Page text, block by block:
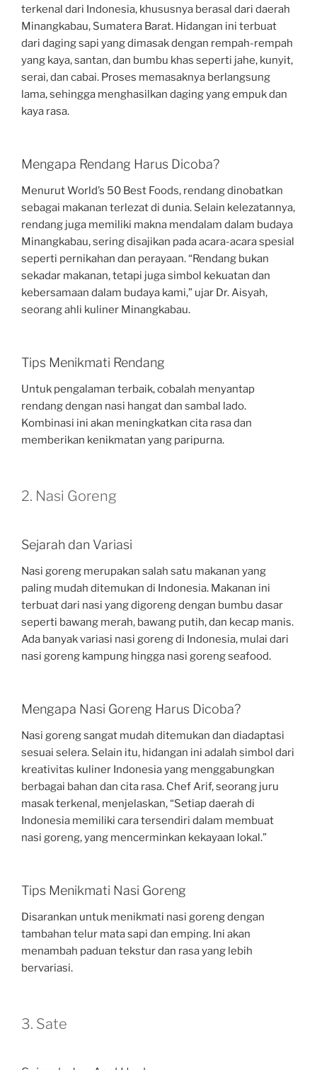
terkenal dari Indonesia, khususnya berasal dari daerah
Minangkabau, Sumatera Barat. Hidangan ini terbuat
dari daging sapi yang dimasak dengan rempah-rempah
yang kaya, santan, dan bumbu khas seperti jahe, kunyit,
serai, dan cabai. Proses memasaknya berlangsung
lama, sehingga menghasilkan daging yang empuk dan
kaya rasa.
Mengapa Rendang Harus Dicoba?
Menurut World’s 50 Best Foods, rendang dinobatkan
sebagai makanan terlezat di dunia. Selain kelezatannya,
rendang juga memiliki makna mendalam dalam budaya
Minangkabau, sering disajikan pada acara-acara spesial
seperti pernikahan dan perayaan. “Rendang bukan
sekadar makanan, tetapi juga simbol kekuatan dan
kebersamaan dalam budaya kami,” ujar Dr. Aisyah,
seorang ahli kuliner Minangkabau.
Tips Menikmati Rendang
Untuk pengalaman terbaik, cobalah menyantap
rendang dengan nasi hangat dan sambal lado.
Kombinasi ini akan meningkatkan cita rasa dan
memberikan kenikmatan yang paripurna.
2. Nasi Goreng
Sejarah dan Variasi
Nasi goreng merupakan salah satu makanan yang
paling mudah ditemukan di Indonesia. Makanan ini
terbuat dari nasi yang digoreng dengan bumbu dasar
seperti bawang merah, bawang putih, dan kecap manis.
Ada banyak variasi nasi goreng di Indonesia, mulai dari
nasi goreng kampung hingga nasi goreng seafood.
Mengapa Nasi Goreng Harus Dicoba?
Nasi goreng sangat mudah ditemukan dan diadaptasi
sesuai selera. Selain itu, hidangan ini adalah simbol dari
kreativitas kuliner Indonesia yang menggabungkan
berbagai bahan dan cita rasa. Chef Arif, seorang juru
masak terkenal, menjelaskan, “Setiap daerah di
Indonesia memiliki cara tersendiri dalam membuat
nasi goreng, yang mencerminkan kekayaan lokal.”
Tips Menikmati Nasi Goreng
Disarankan untuk menikmati nasi goreng dengan
tambahan telur mata sapi dan emping. Ini akan
menambah paduan tekstur dan rasa yang lebih
bervariasi.
3. Sate